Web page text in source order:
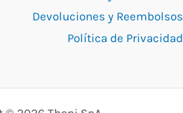
Devoluciones y Reembolsos
Política de Privacidad